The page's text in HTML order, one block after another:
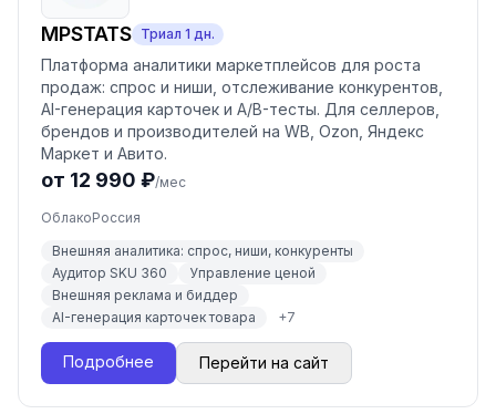
MPSTATS Триал 1 дн.
Платформа аналитики маркетплейсов для роста
продаж: спрос и ниши, отслеживание конкурентов,
AI-генерация карточек и A/B-тесты. Для селлеров,
брендов и производителей на WB, Ozon, Яндекс
Маркет и Авито.
от 12 990 ₽/мес
ОблакоРоссия
Внешняя аналитика: спрос, ниши, конкуренты
Аудитор SKU 360
Управление ценой
Внешняя реклама и биддер
AI-генерация карточек товара
+7
Подробнее Перейти на сайт